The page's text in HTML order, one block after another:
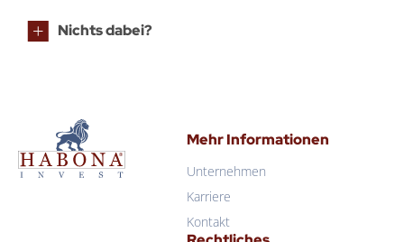
Nichts dabei?
Mehr Informationen
Unternehmen
Karriere
Kontakt